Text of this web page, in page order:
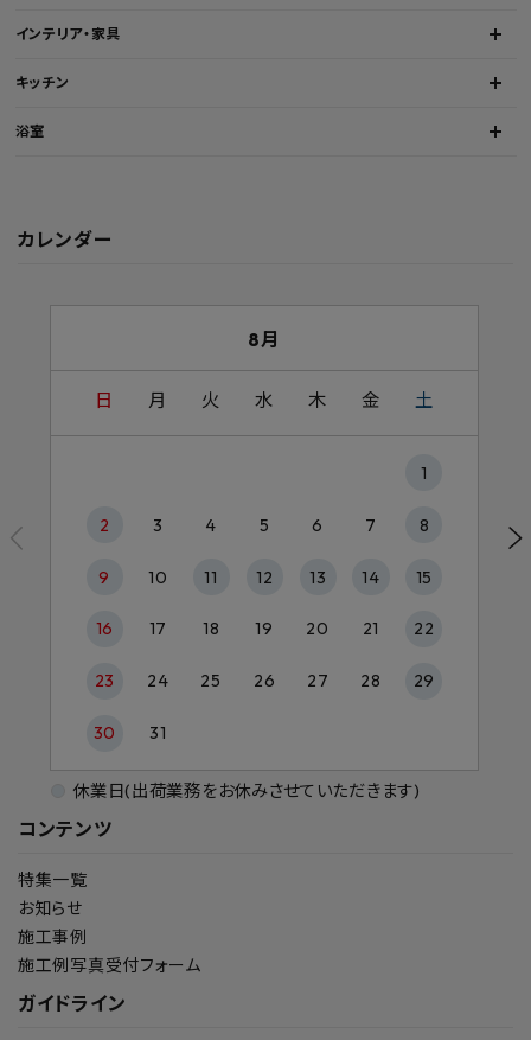
インテリア・家具
キッチン
浴室
コンテンツ
特集一覧
お知らせ
施工事例
施工例写真受付フォーム
ガイドライン
カレンダー
8月
日 月 火 水 木 金 土
1
2 3 4 5 6 7 8
9 10 11 12 13 14 15
16 17 18 19 20 21 22
23 24 25 26 27 28 29
30 31
休業日(出荷業務をお休みさせていただきます)